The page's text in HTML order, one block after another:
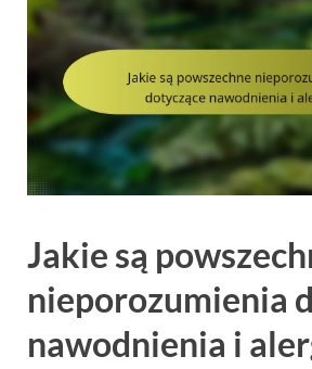
Jakie są
nieporozumienia
nawodnienia i